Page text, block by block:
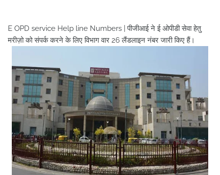
E OPD service Help line Numbers | पीजीआई ने ई ओपीडी सेवा हेतु
मरीज़ो को संपर्क करने के लिए विभाग वार 26 लैंडलाइन नंबर जारी किए हैं।